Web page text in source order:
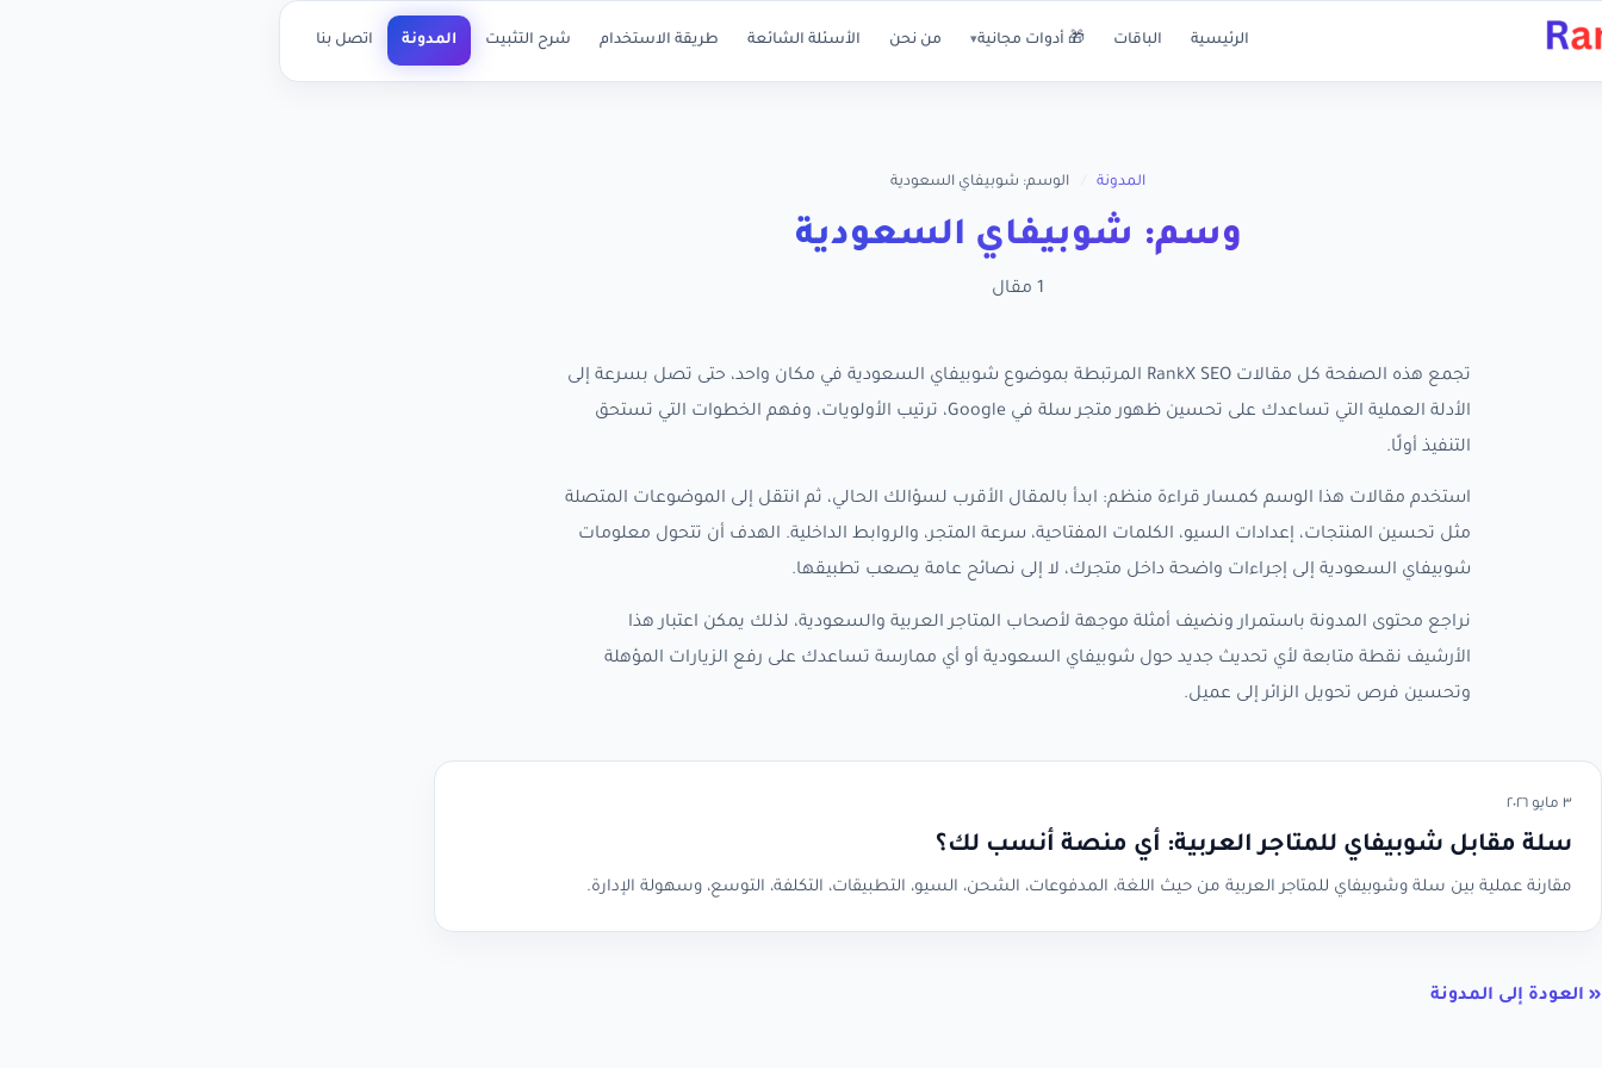
الرئيسية الباقات 🎁 أدوات مجانية▾ من نحن الأسئلة الشائعة طريقة الاستخدام شرح التثبيت المدونة اتصل بنا
المدونة الوسم: شوبيفاي السعودية
وسم: شوبيفاي السعودية
1 مقال
تجمع هذه الصفحة كل مقالات RankX SEO المرتبطة بموضوع شوبيفاي السعودية في مكان واحد، حتى تصل بسرعة إلى
الأدلة العملية التي تساعدك على تحسين ظهور متجر سلة في Google، ترتيب الأولويات، وفهم الخطوات التي تستحق
التنفيذ أولًا.
استخدم مقالات هذا الوسم كمسار قراءة منظم: ابدأ بالمقال الأقرب لسؤالك الحالي، ثم انتقل إلى الموضوعات المتصلة
مثل تحسين المنتجات، إعدادات السيو، الكلمات المفتاحية، سرعة المتجر، والروابط الداخلية. الهدف أن تتحول معلومات
شوبيفاي السعودية إلى إجراءات واضحة داخل متجرك، لا إلى نصائح عامة يصعب تطبيقها.
نراجع محتوى المدونة باستمرار ونضيف أمثلة موجهة لأصحاب المتاجر العربية والسعودية، لذلك يمكن اعتبار هذا
الأرشيف نقطة متابعة لأي تحديث جديد حول شوبيفاي السعودية أو أي ممارسة تساعدك على رفع الزيارات المؤهلة
وتحسين فرص تحويل الزائر إلى عميل.
٣ مايو ٢٠٢٦
سلة مقابل شوبيفاي للمتاجر العربية: أي منصة أنسب لك؟
مقارنة عملية بين سلة وشوبيفاي للمتاجر العربية من حيث اللغة، المدفوعات، الشحن، السيو، التطبيقات، التكلفة، التوسع، وسهولة الإدارة.
« العودة إلى المدونة